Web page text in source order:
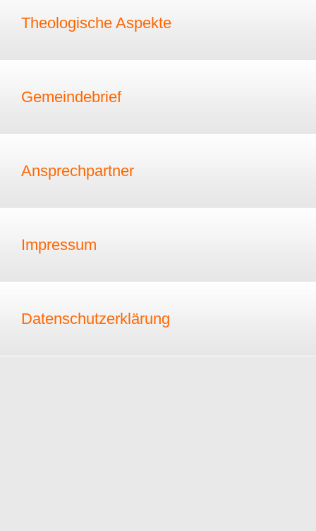
Theologische Aspekte
Gemeindebrief
Ansprechpartner
Impressum
Datenschutzerklärung